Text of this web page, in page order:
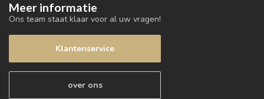
Meer informatie
Ons team staat klaar voor al uw vragen!
Klantenservice
over ons